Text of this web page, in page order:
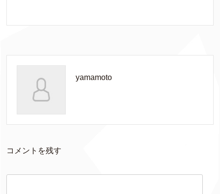
yamamoto
コメントを残す